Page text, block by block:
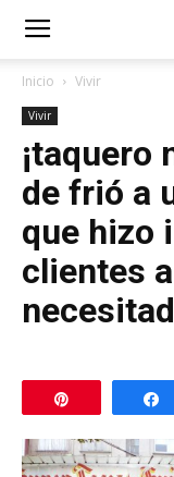
Inicio Vivir
Vivir
¡taquero
de frió a
que hizo
clientes